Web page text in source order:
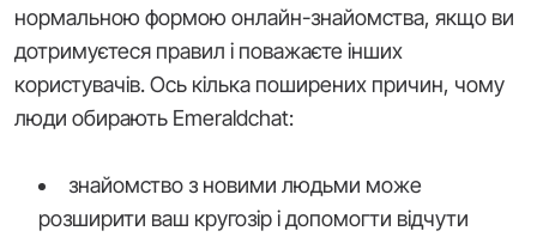
нормальною формою онлайн-знайомства, якщо ви
дотримуєтеся правил і поважаєте інших
користувачів. Ось кілька поширених причин, чому
люди обирають Emeraldchat:
знайомство з новими людьми може
розширити ваш кругозір і допомогти відчути